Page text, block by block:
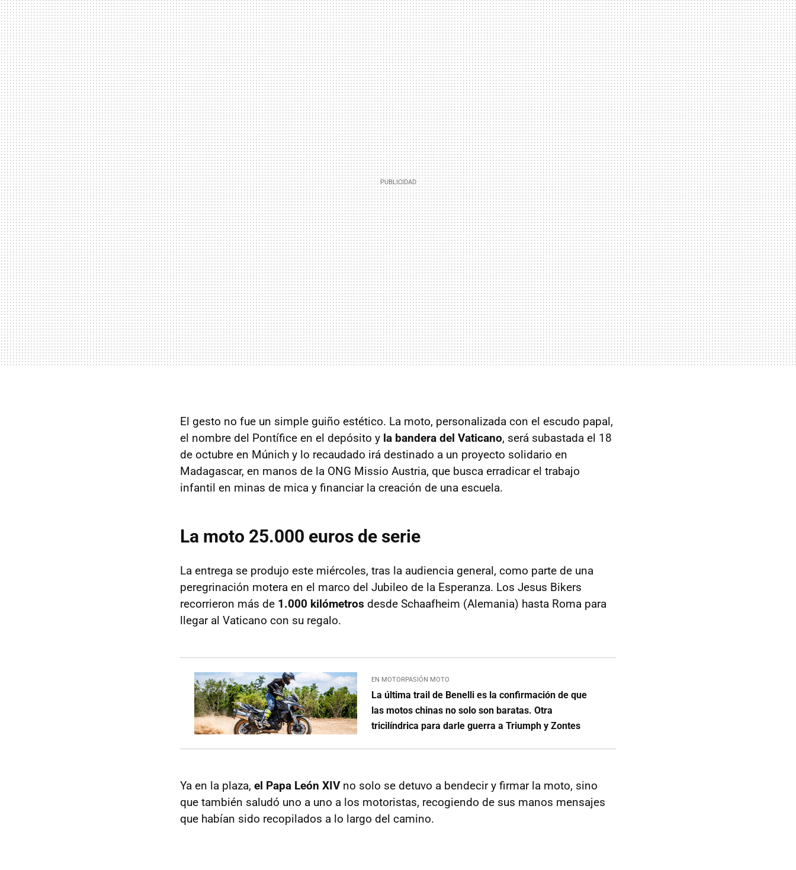
El gesto no fue un simple guiño estético. La moto, personalizada con el escudo papal,
el nombre del Pontífice en el depósito y la bandera del Vaticano, será subastada el 18
de octubre en Múnich y lo recaudado irá destinado a un proyecto solidario en
Madagascar, en manos de la ONG Missio Austria, que busca erradicar el trabajo
infantil en minas de mica y financiar la creación de una escuela.
La moto 25.000 euros de serie
La entrega se produjo este miércoles, tras la audiencia general, como parte de una
peregrinación motera en el marco del Jubileo de la Esperanza. Los Jesus Bikers
recorrieron más de 1.000 kilómetros desde Schaafheim (Alemania) hasta Roma para
llegar al Vaticano con su regalo.
EN MOTORPASIÓN MOTO
La última trail de Benelli es la confirmación de que
las motos chinas no solo son baratas. Otra
tricilíndrica para darle guerra a Triumph y Zontes
Ya en la plaza, el Papa León XIVno solo se detuvo a bendecir y firmar la moto, sino
que también saludó uno a uno a los motoristas, recogiendo de sus manos mensajes
que habían sido recopilados a lo largo del camino.